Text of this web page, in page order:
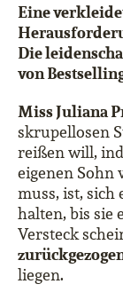
Eine
Die
von
Miss Juliana
skrupellosen
reißen will,
eigenen Sohn
muss, ist, sich
halten, bis sie
Versteck
liegen.